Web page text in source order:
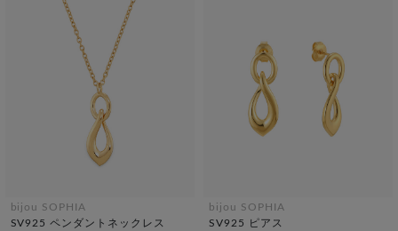
bijou SOPHIA
SV925 ペンダントネックレス
bijou SOPHIA
SV925 ピアス